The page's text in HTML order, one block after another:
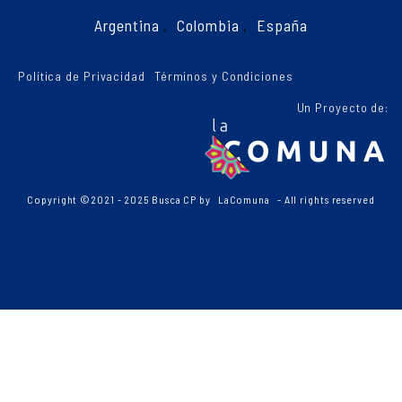
Argentina , Colombia , España
Política de Privacidad Términos y Condiciones
Un Proyecto de:
Copyright ©2021 - 2025 Busca CP by LaComuna - All rights reserved